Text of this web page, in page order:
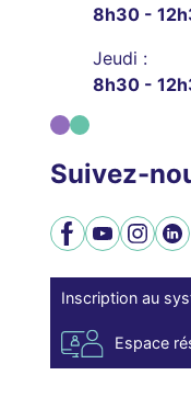
8h30 -
Jeudi :
8h30 -
Suivez-
Facebook
YouTubeInstagram
Inscription au
Espace